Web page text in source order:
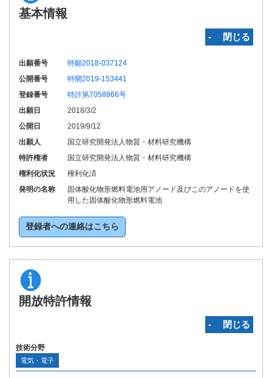
基本情報
‐ 閉じる
出願番号
特願2018-037124
公開番号
特開2019-153441
登録番号
特許第7058866号
出願日
2018/3/2
公開日
2019/9/12
出願人
国立研究開発法人物質・材料研究機構
特許権者
国立研究開発法人物質・材料研究機構
権利化状況
権利化済
発明の名称
固体酸化物形燃料電池用アノード及びこのアノードを使
用した固体酸化物形燃料電池
登録者への連絡はこちら
開放特許情報
‐ 閉じる
技術分野
電気・電子